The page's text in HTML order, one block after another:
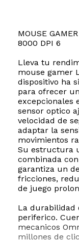
MOUSE
8000 DPI 6
Lleva tu
mouse gamer
dispositivo ha
para ofrecer
excepcionales
sensor optico
velocidad de
adaptar la
movimientos
Su estructura
combinada
garantiza un
fricciones,
de juego
La durabilidad
periferico.
mecanicos
millones de